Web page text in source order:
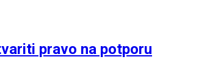
pravo na potporu